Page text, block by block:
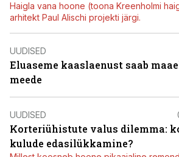
Haigla vana hoone (toona Kreenholmi
arhitekt Paul Alischi projekti järgi.
UUDISED
Eluaseme kaaslaenust saab
meede
UUDISED
Korteriühistute valus dilemma:
kulude edasilükkamine?